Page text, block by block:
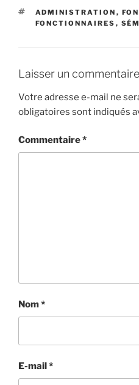
ÉTIQUETTES
ADMINISTRATION ,
FONCTIONNAIRES ,
Laisser un commentaire
Votre adresse e-mail ne
obligatoires sont indiqués
Commentaire*
Nom*
E-mail*